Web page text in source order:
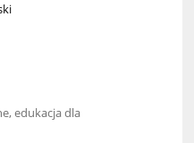
edukacja dla